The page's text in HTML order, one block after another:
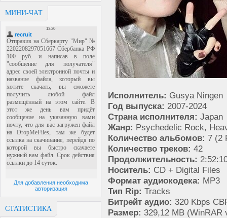
МИНИ-ЧАТ
Для добавления необходима
авторизация
СТАТИСТИКА
Исполнитель: Gusya Ningen
Год выпуска: 2007-2024
Страна исполнителя: Japan
Жанр: Psychedelic Rock,
Количество альбомов: 7 (2
Количество треков: 42
Продолжительность:
Носитель: CD + Digital Files
Формат аудиокодека: MP3
Тип Rip: Tracks
Битрейт аудио: 320 Kbps
Размер: 329,12 MB (WinRAR